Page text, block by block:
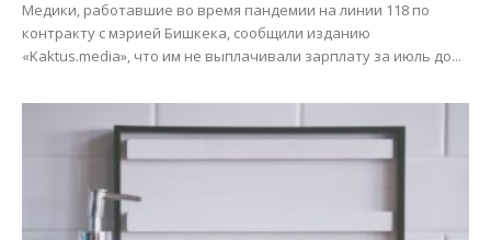
Медики, работавшие во время пандемии на линии 118 по
контракту с мэрией Бишкека, сообщили изданию
«Kaktus.media», что им не выплачивали зарплату за июль до...